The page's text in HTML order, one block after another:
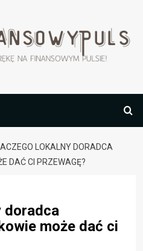
LOKALNY DORADCA
DAĆ CI PRZEWAGĘ?
doradca
może dać ci